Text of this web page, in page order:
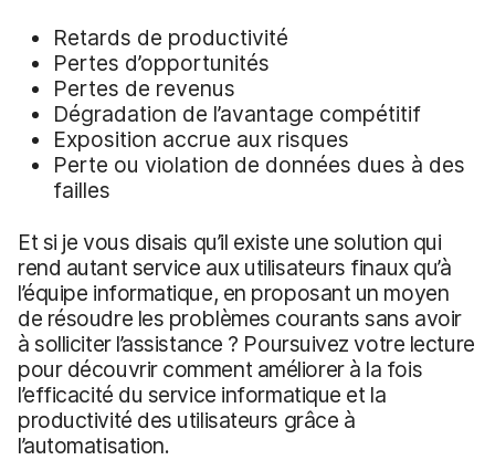
Retards de productivité
Pertes d’opportunités
Pertes de revenus
Dégradation de l’avantage compétitif
Exposition accrue aux risques
Perte ou violation de données dues à des
failles
Et si je vous disais qu’il existe une solution qui
rend autant service aux utilisateurs finaux qu’à
l’équipe informatique, en proposant un moyen
de résoudre les problèmes courants sans avoir
à solliciter l’assistance ? Poursuivez votre lecture
pour découvrir comment améliorer à la fois
l’efficacité du service informatique et la
productivité des utilisateurs grâce à
l’automatisation.